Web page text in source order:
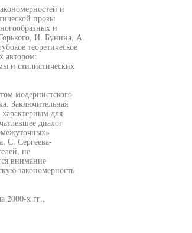
и
прозы
и
И. Бунина, А.
теоретическое
автором:
и стилистических
модернистского
Заключительная
для
диалог
С. Сергеева-
не
внимание
закономерность
2000-х гг.,